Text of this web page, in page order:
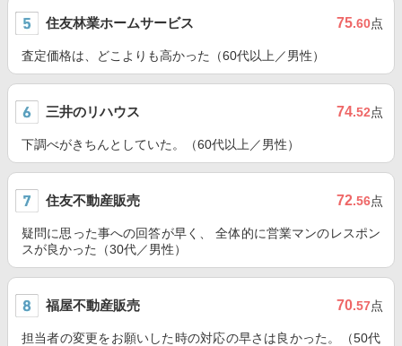
住友林業ホームサービス 75.60点
査定価格は、どこよりも高かった（60代以上／男性）
三井のリハウス 74.52点
下調べがきちんとしていた。（60代以上／男性）
住友不動産販売 72.56点
疑問に思った事への回答が早く、 全体的に営業マンのレスポン
スが良かった（30代／男性）
福屋不動産販売 70.57点
担当者の変更をお願いした時の対応の早さは良かった。（50代